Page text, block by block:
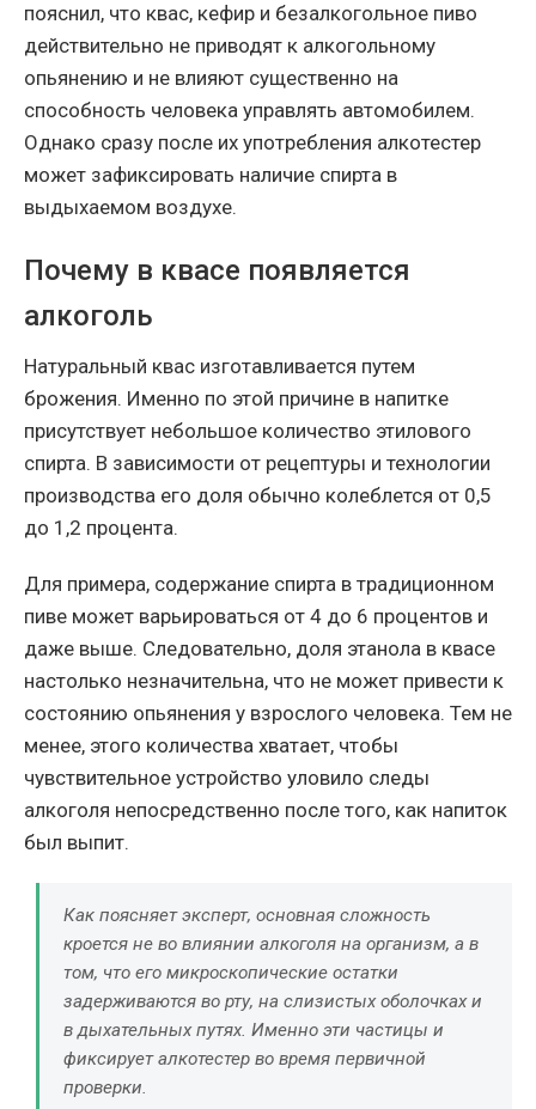
пояснил, что квас, кефир и безалкогольное пиво
действительно не приводят к алкогольному
опьянению и не влияют существенно на
способность человека управлять автомобилем.
Однако сразу после их употребления алкотестер
может зафиксировать наличие спирта в
выдыхаемом воздухе.
Почему в квасе появляется
алкоголь
Натуральный квас изготавливается путем
брожения. Именно по этой причине в напитке
присутствует небольшое количество этилового
спирта. В зависимости от рецептуры и технологии
производства его доля обычно колеблется от 0,5
до 1,2 процента.
Для примера, содержание спирта в традиционном
пиве может варьироваться от 4 до 6 процентов и
даже выше. Следовательно, доля этанола в квасе
настолько незначительна, что не может привести к
состоянию опьянения у взрослого человека. Тем не
менее, этого количества хватает, чтобы
чувствительное устройство уловило следы
алкоголя непосредственно после того, как напиток
был выпит.
Как поясняет эксперт, основная сложность
кроется не во влиянии алкоголя на организм, а в
том, что его микроскопические остатки
задерживаются во рту, на слизистых оболочках и
в дыхательных путях. Именно эти частицы и
фиксирует алкотестер во время первичной
проверки.